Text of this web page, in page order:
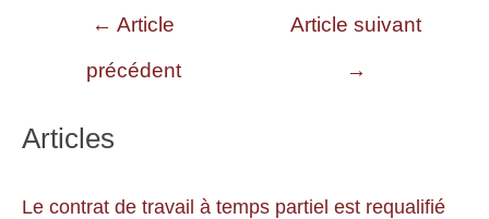
← Article
précédent
Article suivant
→
Articles
Le contrat de travail à temps partiel est requalifié